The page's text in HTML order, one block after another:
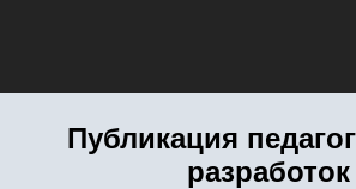
Публикация
разработок